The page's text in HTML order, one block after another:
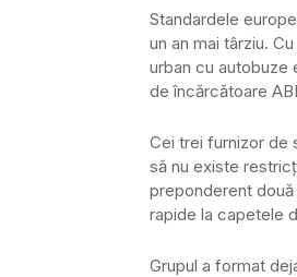
Standardele
un an mai târziu.
urban cu autobuze
de încărcătoare
Cei trei furnizor de
să nu existe
preponderent
rapide la capetele
Grupul a format